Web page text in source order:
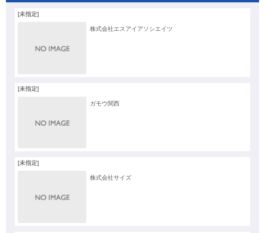
[未指定]
株式会社エスアイアソシエイツ
[未指定]
ガモウ関西
[未指定]
株式会社サイズ